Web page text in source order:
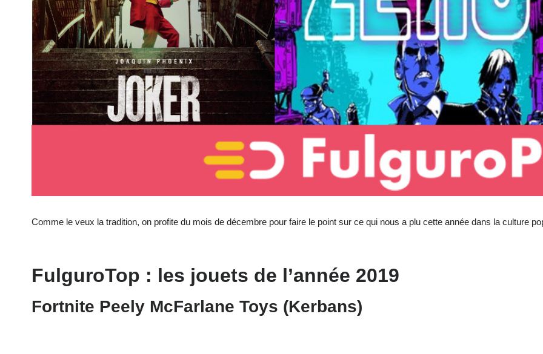
Comme le veux la tradition, on profite du mois de décembre pour faire le point sur ce qui nous a plu cette année dans la culture
FulguroTop : les jouets de l’année 2019
Fortnite Peely McFarlane Toys (Kerbans)